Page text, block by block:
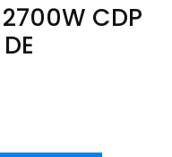
CDP